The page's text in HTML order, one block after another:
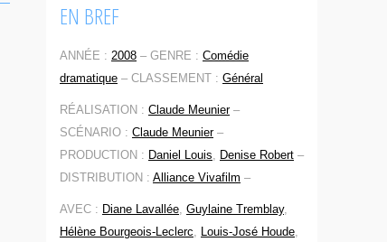
EN BREF
ANNÉE : 2008 – GENRE : Comédie
dramatique – CLASSEMENT : Général
RÉALISATION : Claude Meunier–
SCÉNARIO : Claude Meunier–
PRODUCTION : Daniel Louis, Denise Robert –
DISTRIBUTION : Alliance Vivafilm –
AVEC : Diane Lavallée, Guylaine Tremblay,
Hélène Bourgeois-Leclerc, Louis-José Houde,